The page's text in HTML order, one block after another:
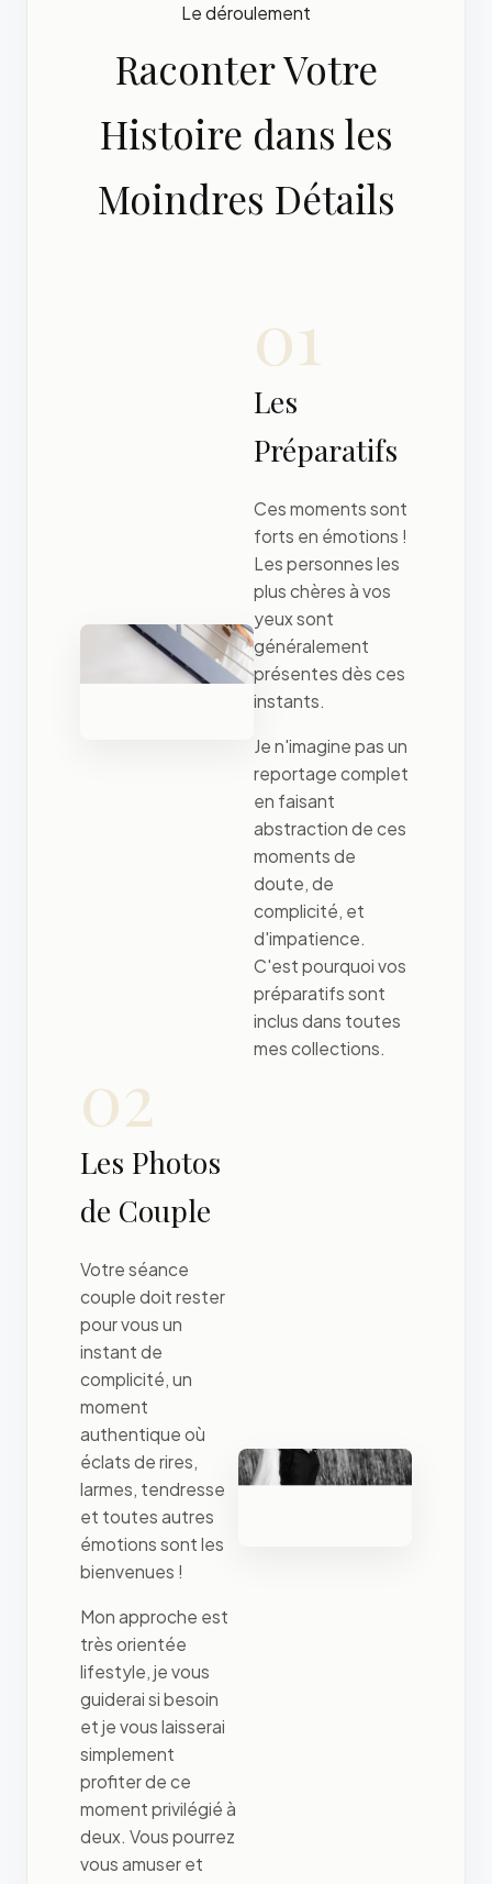
Le déroulement
Raconter Votre
Histoire dans les
Moindres Détails
01
Les
Préparatifs
Ces moments sont
forts en émotions !
Les personnes les
plus chères à vos
yeux sont
généralement
présentes dès ces
instants.
Je n'imagine pas un
reportage complet
en faisant
abstraction de ces
moments de
doute, de
complicité, et
d'impatience.
C'est pourquoi vos
préparatifs sont
inclus dans toutes
mes collections.
02
Les Photos
de Couple
Votre séance
couple doit rester
pour vous un
instant de
complicité, un
moment
authentique où
éclats de rires,
larmes, tendresse
et toutes autres
émotions sont les
bienvenues !
Mon approche est
très orientée
lifestyle, je vous
guiderai si besoin
et je vous laisserai
simplement
profiter de ce
moment privilégié à
deux. Vous pourrez
vous amuser et